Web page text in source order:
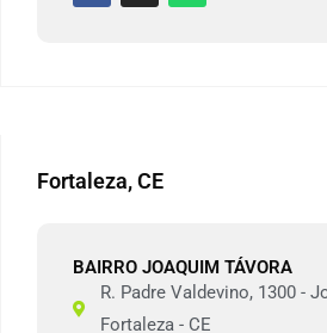
Fortaleza, CE
BAIRRO JOAQUIM TÁVORA
R. Padre Valdevino, 1300 -
Fortaleza - CE